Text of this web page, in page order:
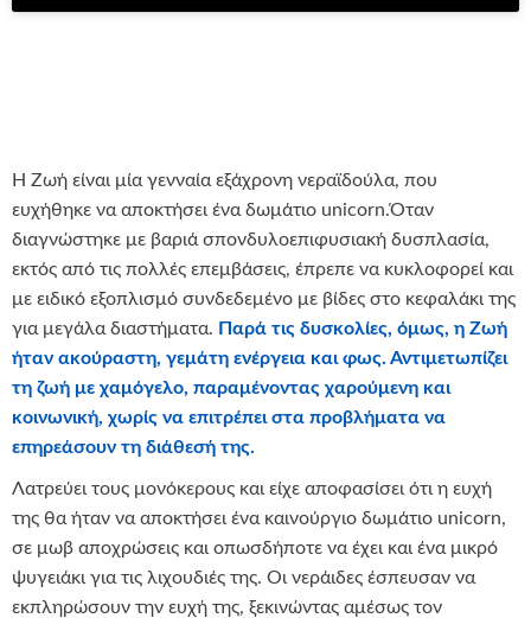
Η Ζωή είναι μία γενναία εξάχρονη νεραϊδούλα, που
ευχήθηκε να αποκτήσει ένα δωμάτιο unicorn.Όταν
διαγνώστηκε με βαριά σπονδυλοεπιφυσιακή δυσπλασία,
εκτός από τις πολλές επεμβάσεις, έπρεπε να κυκλοφορεί και
με ειδικό εξοπλισμό συνδεδεμένο με βίδες στο κεφαλάκι της
για μεγάλα διαστήματα. Παρά τις δυσκολίες, όμως, η Ζωή
ήταν ακούραστη, γεμάτη ενέργεια και φως. Αντιμετωπίζει
τη ζωή με χαμόγελο, παραμένοντας χαρούμενη και
κοινωνική, χωρίς να επιτρέπει στα προβλήματα να
επηρεάσουν τη διάθεσή της.
Λατρεύει τους μονόκερους και είχε αποφασίσει ότι η ευχή
της θα ήταν να αποκτήσει ένα καινούργιο δωμάτιο unicorn,
σε μωβ αποχρώσεις και οπωσδήποτε να έχει και ένα μικρό
ψυγειάκι για τις λιχουδιές της. Οι νεράιδες έσπευσαν να
εκπληρώσουν την ευχή της, ξεκινώντας αμέσως τον